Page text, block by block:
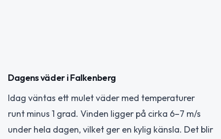
Dagens väder i Falkenberg
Idag väntas ett mulet väder med temperaturer
runt minus 1 grad. Vinden ligger på cirka 6–7 m/s
under hela dagen, vilket ger en kylig känsla. Det blir